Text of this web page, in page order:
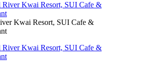
Kwai Resort, SUI Cafe &